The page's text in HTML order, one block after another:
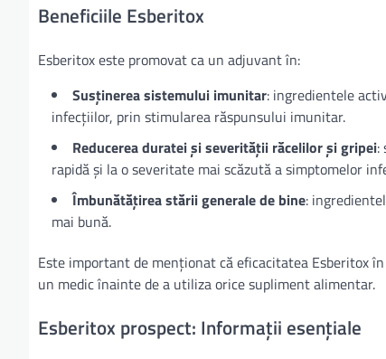
Beneficiile Esberitox
Esberitox este promovat ca un adjuvant în:
Susținerea sistemului imunitar: ingredientele
infecțiilor, prin stimularea răspunsului imunitar.
Reducerea duratei și severității răcelilor și gripei:
rapidă și la o severitate mai scăzută a simptomelor
Îmbunătățirea stării generale de bine:
mai bună.
Este important de menționat că eficacitatea Esberitox
un medic înainte de a utiliza orice supliment alimentar.
Esberitox prospect: Informații esențiale